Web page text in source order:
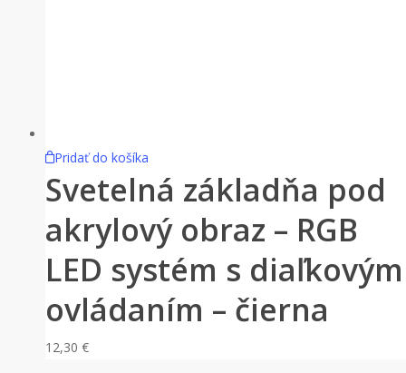
Pridať do košíka
Svetelná základňa pod
akrylový obraz – RGB
LED systém s diaľkovým
ovládaním – čierna
12,30 €